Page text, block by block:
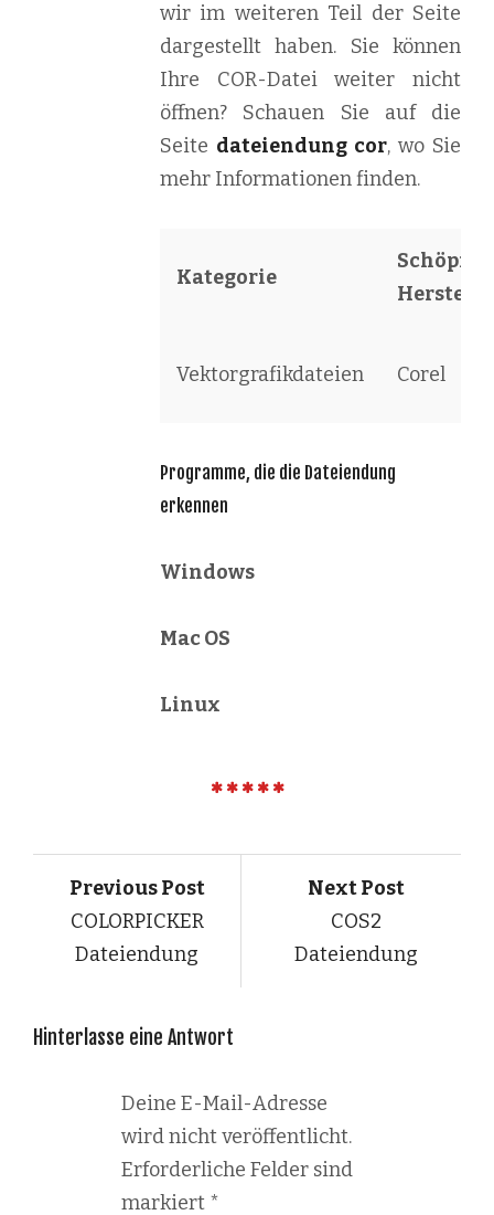
wir im weiteren Teil der Seite
dargestellt haben. Sie können
Ihre COR-Datei weiter nicht
öffnen? Schauen Sie auf die
Seite dateiendung cor, wo Sie
mehr Informationen finden.
Kategorie
Schöpfer
Vektorgrafikdateien Corel
Programme, die die Dateiendung
erkennen
Windows
Mac OS
Linux
Previous Post
COLORPICKER
Dateiendung
Next Post
COS2
Dateiendung
Hinterlasse eine Antwort
Deine E-Mail-Adresse
wird nicht veröffentlicht.
Erforderliche Felder sind
markiert *